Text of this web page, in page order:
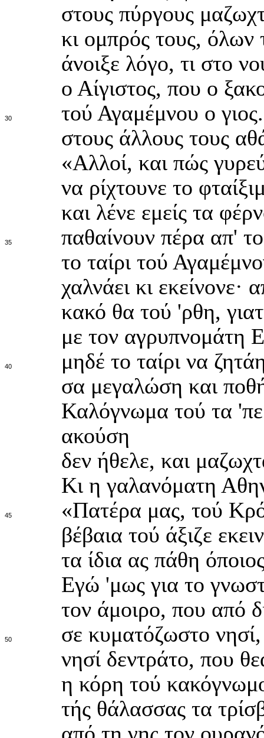
στους πύργους
κι ομπρός τους,
άνοιξε λόγο, τι στο
ο Αίγιστος, που ο
30
τού Αγαμέμνου ο
στους άλλους τους
«Αλλοί, και πώς
να ρίχτουνε το
και λένε εμείς τα
35
παθαίνουν πέρα απ'
το ταίρι τού
χαλνάει κι εκείνονε·
κακό θα τού 'ρθη,
με τον αγρυπνομάτη
40
μηδέ το ταίρι να
σα μεγαλώση και
Καλόγνωμα τού τα
ακούση
δεν ήθελε, και
Κι η γαλανόματη
45
«Πατέρα μας, τού
βέβαια τού άξιζε
τα ίδια ας πάθη
Εγώ 'μως για το
τον άμοιρο, που από
50
σε κυματόζωστο
νησί δεντράτο, που
η κόρη τού
τής θάλασσας τα